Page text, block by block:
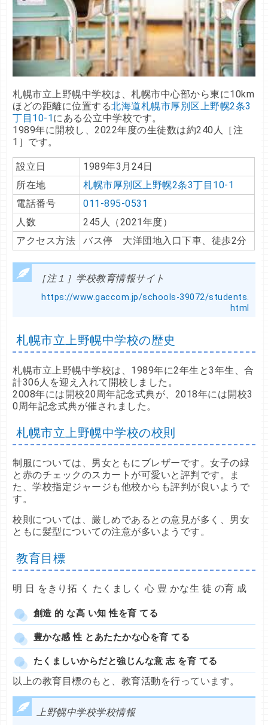
札幌市立上野幌中学校は、札幌市中心部から東に10km
ほどの距離に位置する北海道札幌市厚別区上野幌2条3
丁目10-1にある公立中学校です。
1989年に開校し、2022年度の生徒数は約240人［注
1］です。
設立日
1989年3月24日
所在地
札幌市厚別区上野幌2条3丁目10-1
電話番号
011‐895‐0531
人数
245人（2021年度）
アクセス方法
バス停 大洋団地入口下車、徒歩2分
［注１］学校教育情報サイト
https://www.gaccom.jp/schools-39072/students.
html
札幌市立上野幌中学校の歴史
札幌市立上野幌中学校は、1989年に2年生と3年生、合
計306人を迎え入れて開校しました。
2008年には開校20周年記念式典が、2018年には開校3
0周年記念式典が催されました。
札幌市立上野幌中学校の校則
制服については、男女ともにブレザーです。女子の緑
と赤のチェックのスカートが可愛いと評判です。ま
た、学校指定ジャージも他校からも評判が良いようで
す。
校則については、厳しめであるとの意見が多く、男女
ともに髪型についての注意が多いようです。
教育目標
明 日 をきり拓 く たくましく 心 豊 かな生 徒 の育 成
創造 的 な高 い知 性を育 てる
豊かな感 性 とあたたかな心を育 てる
たくましいからだと強じんな意 志 を育 てる
以上の教育目標のもと、教育活動を行っています。
上野幌中学校学校情報